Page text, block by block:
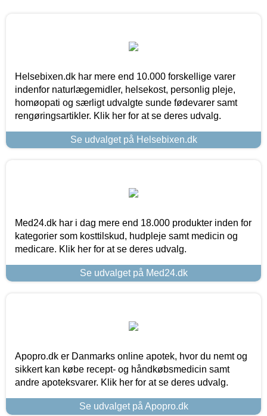
Helsebixen.dk har mere end 10.000 forskellige varer
indenfor naturlægemidler, helsekost, personlig pleje,
homøopati og særligt udvalgte sunde fødevarer samt
rengøringsartikler. Klik her for at se deres udvalg.
Se udvalget på Helsebixen.dk
Med24.dk har i dag mere end 18.000 produkter inden for
kategorier som kosttilskud, hudpleje samt medicin og
medicare. Klik her for at se deres udvalg.
Se udvalget på Med24.dk
Apopro.dk er Danmarks online apotek, hvor du nemt og
sikkert kan købe recept- og håndkøbsmedicin samt
andre apoteksvarer. Klik her for at se deres udvalg.
Se udvalget på Apopro.dk